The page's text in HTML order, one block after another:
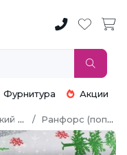
Фурнитура Акции
Ранфорс (поплин LUX)